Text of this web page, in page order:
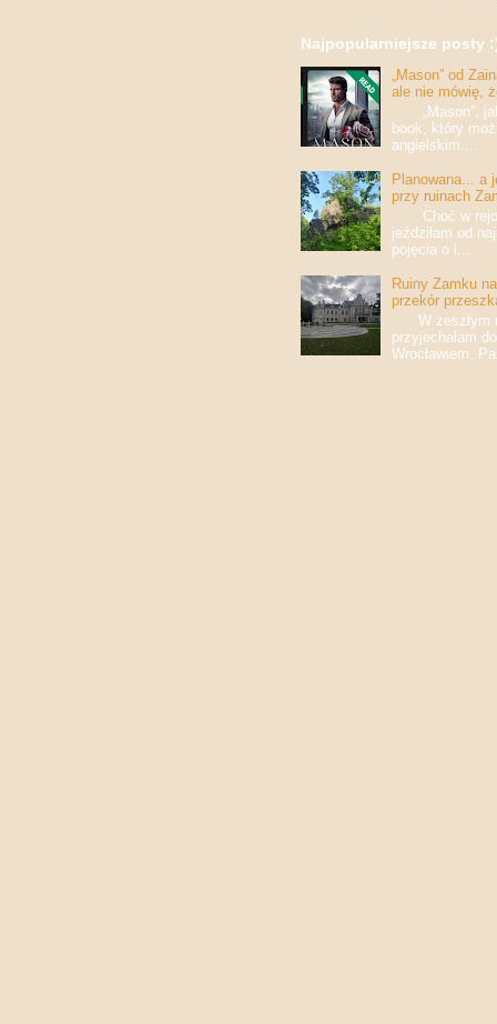
Najpopularniejsze posty
„Mason” od
ale nie mówię,
„Mason”, jak
book, który
angielskim....
Planowana... a
przy ruinach
Choć w
jeździłam od
pojęcia o i...
Ruiny Zamku
przekór
W zeszłym
przyjechałam
Wrocławiem.